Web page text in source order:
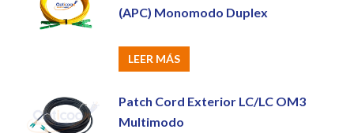
(APC) Monomodo Duplex
LEER MÁS
Patch Cord Exterior LC/LC OM3
Multimodo